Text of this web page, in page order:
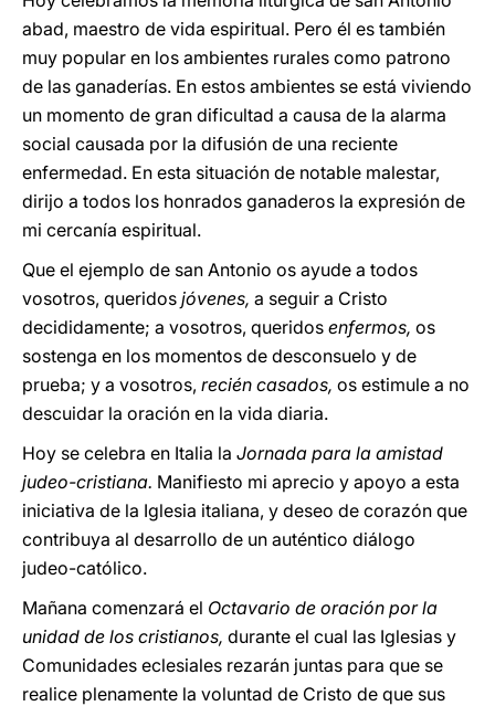
abad, maestro de vida espiritual. Pero él es también
muy popular en los ambientes rurales como patrono
de las ganaderías. En estos ambientes se está viviendo
un momento de gran dificultad a causa de la alarma
social causada por la difusión de una reciente
enfermedad. En esta situación de notable malestar,
dirijo a todos los honrados ganaderos la expresión de
mi cercanía espiritual.
Que el ejemplo de san Antonio os ayude a todos
vosotros, queridos jóvenes, a seguir a Cristo
decididamente; a vosotros, queridos enfermos, os
sostenga en los momentos de desconsuelo y de
prueba; y a vosotros, recién casados, os estimule a no
descuidar la oración en la vida diaria.
Hoy se celebra en Italia la Jornada para la amistad
judeo-cristiana. Manifiesto mi aprecio y apoyo a esta
iniciativa de la Iglesia italiana, y deseo de corazón que
contribuya al desarrollo de un auténtico diálogo
judeo-católico.
Mañana comenzará el Octavario de oración por la
unidad de los cristianos, durante el cual las Iglesias y
Comunidades eclesiales rezarán juntas para que se
realice plenamente la voluntad de Cristo de que sus